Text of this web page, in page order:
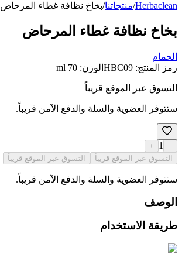
Herbaclean
/منتجاتنا/بخاخ نظافة غطاء المرحاض
بخاخ نظافة غطاء المرحاض
الحمام
رمز المنتج:
HBC09 الوزن:
70 ml
التسوق عبر الموقع قريباً
ستتوفر العضوية والسلة والدفع الآمن قريباً.
−
1
+
التسوق عبر الموقع قريباً
التسوق عبر الموقع قريباً
ستتوفر العضوية والسلة والدفع الآمن قريباً.
الوصف
طريقة الاستخدام